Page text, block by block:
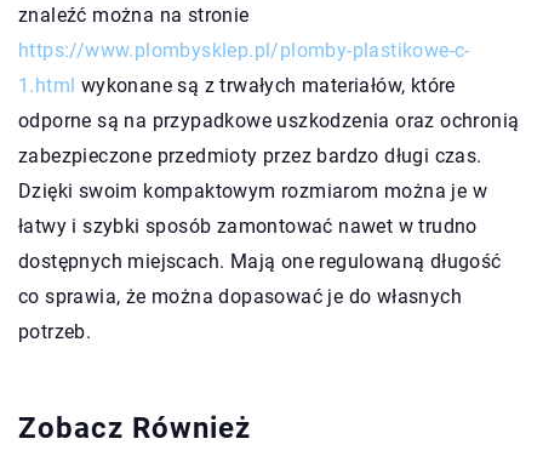
znaleźć można na stronie
https://www.plombysklep.pl/plomby-plastikowe-c-
1.html wykonane są z trwałych materiałów, które
odporne są na przypadkowe uszkodzenia oraz ochronią
zabezpieczone przedmioty przez bardzo długi czas.
Dzięki swoim kompaktowym rozmiarom można je w
łatwy i szybki sposób zamontować nawet w trudno
dostępnych miejscach. Mają one regulowaną długość
co sprawia, że można dopasować je do własnych
potrzeb.
Zobacz Również